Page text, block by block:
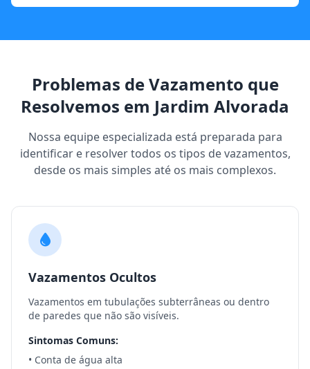
Problemas de Vazamento que
Resolvemos em Jardim Alvorada
Nossa equipe especializada está preparada para
identificar e resolver todos os tipos de vazamentos,
desde os mais simples até os mais complexos.
Vazamentos Ocultos
Vazamentos em tubulações subterrâneas ou dentro
de paredes que não são visíveis.
Sintomas Comuns:
• Conta de água alta